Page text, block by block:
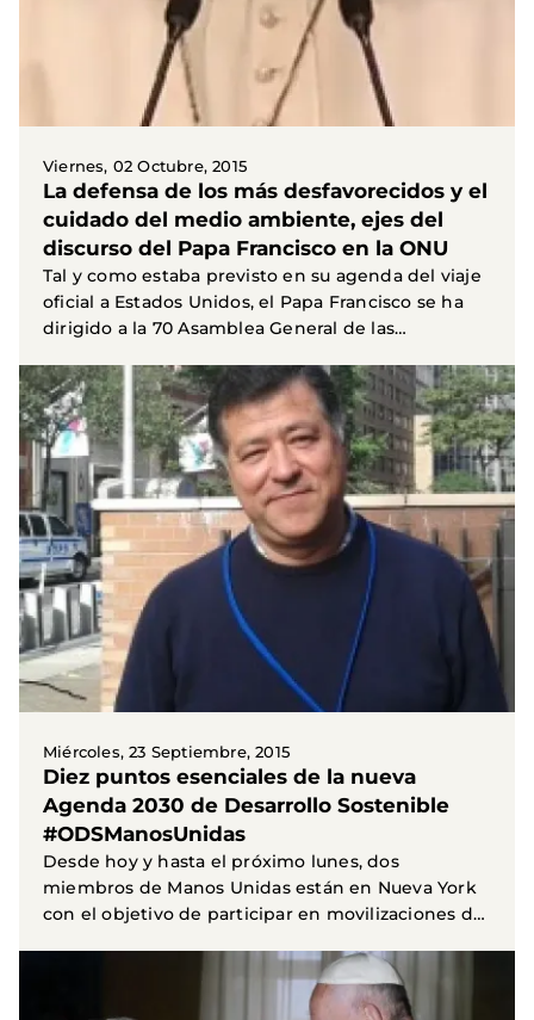
Viernes, 02 Octubre, 2015
La defensa de los más desfavorecidos y el
cuidado del medio ambiente, ejes del
discurso del Papa Francisco en la ONU
Tal y como estaba previsto en su agenda del viaje
oficial a Estados Unidos, el Papa Francisco se ha
dirigido a la 70 Asamblea General de las
Miércoles, 23 Septiembre, 2015
Diez puntos esenciales de la nueva
Agenda 2030 de Desarrollo Sostenible
#ODSManosUnidas
Desde hoy y hasta el próximo lunes, dos
miembros de Manos Unidas están en Nueva York
con el objetivo de participar en movilizaciones de